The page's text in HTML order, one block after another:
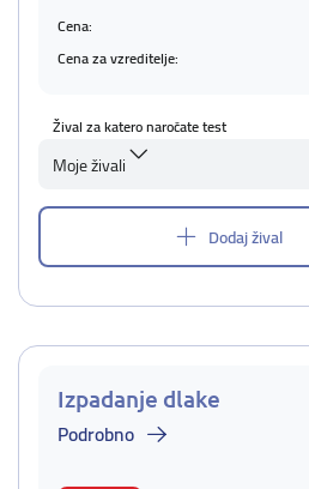
Cena:
Cena za vzreditelje:
Žival za katero naročate test
Moje živali
Dodaj žival
Izpadanje dlake
Podrobno